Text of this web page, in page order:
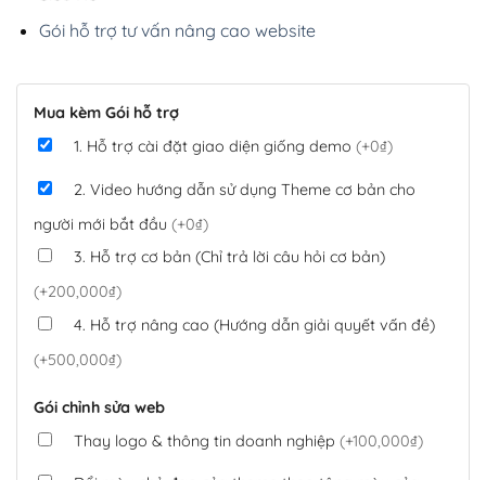
Gói hỗ trợ tư vấn nâng cao website
Mua kèm Gói hỗ trợ
1. Hỗ trợ cài đặt giao diện giống demo (+0₫)
2. Video hướng dẫn sử dụng Theme cơ bản cho
người mới bắt đầu (+0₫)
3. Hỗ trợ cơ bản (Chỉ trả lời câu hỏi cơ bản)
(+200,000₫)
4. Hỗ trợ nâng cao (Hướng dẫn giải quyết vấn đề)
(+500,000₫)
Gói chỉnh sửa web
Thay logo & thông tin doanh nghiệp (+100,000₫)